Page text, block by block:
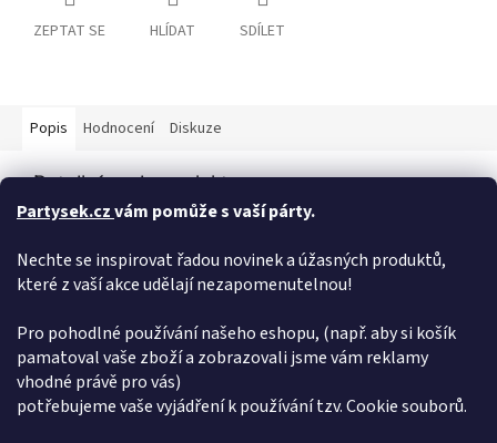
Partysek.czvám pomůže s vaší párty.
Nechte se inspirovat řadou novinek a úžasných produktů,
které z vaší akce udělají nezapomenutelnou!
Pro pohodlné používání našeho eshopu, (např. aby si košík
pamatoval vaše zboží a zobrazovali jsme vám reklamy
vhodné právě pro vás)
potřebujeme vaše vyjádření k používání tzv. Cookie souborů.
ZEPTAT SE HLÍDAT SDÍLET
Popis Hodnocení Diskuze
Detailní popis produktu
Balónky Birthday No.21 o průměru 30cm. Výbraný balónek Vám
naší široké nabídky jednorázových nádob plněných heliem.
Máme pro Vás helium do balónků helium do balónků < pro vlastní
lze nafouknout také vzduchem pomocí kompresoru, pumpičkou.
Doplňkové parametry
Kategorie: potisk čísla